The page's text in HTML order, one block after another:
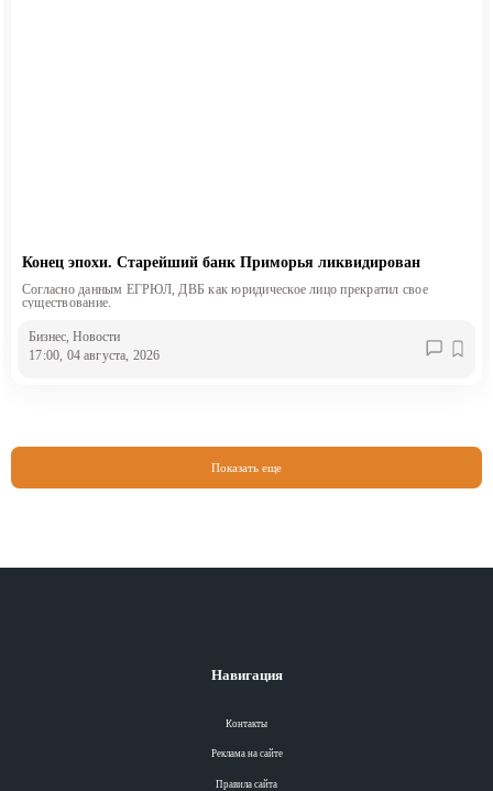
Конец эпохи. Старейший банк Приморья ликвидирован
Согласно данным ЕГРЮЛ, ДВБ как юридическое лицо прекратил свое
существование.
Бизнес, Новости
17:00, 04 августа, 2026
Показать еще
Навигация
Контакты
Реклама на сайте
Правила сайта